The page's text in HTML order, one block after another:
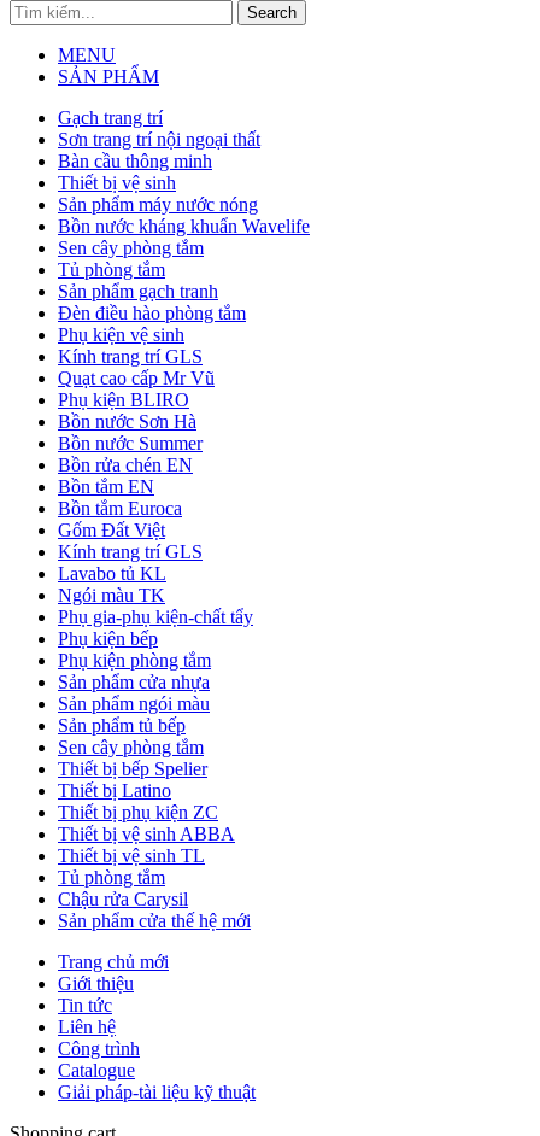
Search
MENU
SẢN PHẨM
Gạch trang trí
Sơn trang trí nội ngoại thất
Bàn cầu thông minh
Thiết bị vệ sinh
Sản phẩm máy nước nóng
Bồn nước kháng khuẩn Wavelife
Sen cây phòng tắm
Tủ phòng tắm
Sản phẩm gạch tranh
Đèn điều hào phòng tắm
Phụ kiện vệ sinh
Kính trang trí GLS
Quạt cao cấp Mr Vũ
Phụ kiện BLIRO
Bồn nước Sơn Hà
Bồn nước Summer
Bồn rửa chén EN
Bồn tắm EN
Bồn tắm Euroca
Gốm Đất Việt
Kính trang trí GLS
Lavabo tủ KL
Ngói màu TK
Phụ gia-phụ kiện-chất tẩy
Phụ kiện bếp
Phụ kiện phòng tắm
Sản phẩm cửa nhựa
Sản phẩm ngói màu
Sản phẩm tủ bếp
Sen cây phòng tắm
Thiết bị bếp Spelier
Thiết bị Latino
Thiết bị phụ kiện ZC
Thiết bị vệ sinh ABBA
Thiết bị vệ sinh TL
Tủ phòng tắm
Chậu rửa Carysil
Sản phẩm cửa thế hệ mới
Trang chủ mới
Giới thiệu
Tin tức
Liên hệ
Công trình
Catalogue
Giải pháp-tài liệu kỹ thuật